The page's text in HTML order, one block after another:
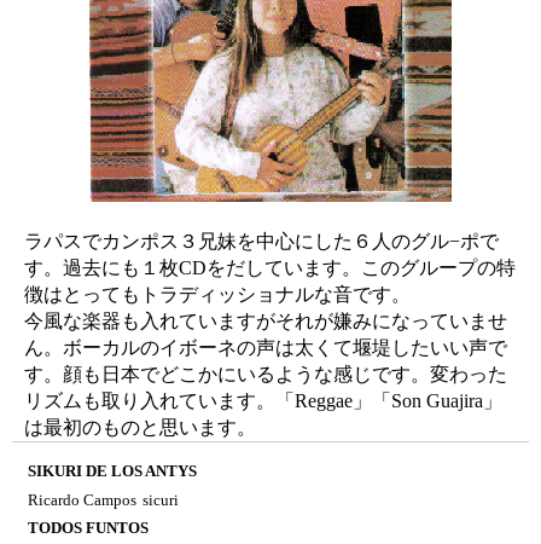
ラパスでカンポス３兄妹を中心にした６人のグル−ポで
す。過去にも１枚CDをだしています。このグループの特
徴はとってもトラディッショナルな音です。
今風な楽器も入れていますがそれが嫌みになっていませ
ん。ボーカルのイボーネの声は太くて堰堤したいい声で
す。顔も日本でどこかにいるような感じです。変わった
リズムも取り入れています。「Reggae」「Son Guajira」
は最初のものと思います。
SIKURI DE LOS ANTYS
Ricardo Campos sicuri
TODOS FUNTOS